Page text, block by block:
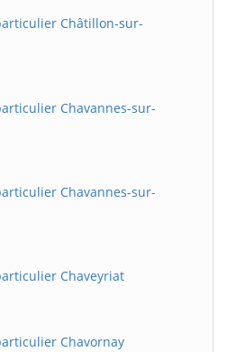
Châtillon-sur-
Chavannes-sur-
Chavannes-sur-
Chaveyriat
Chavornay